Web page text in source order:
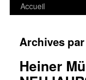
Accueil
Archives
Heiner